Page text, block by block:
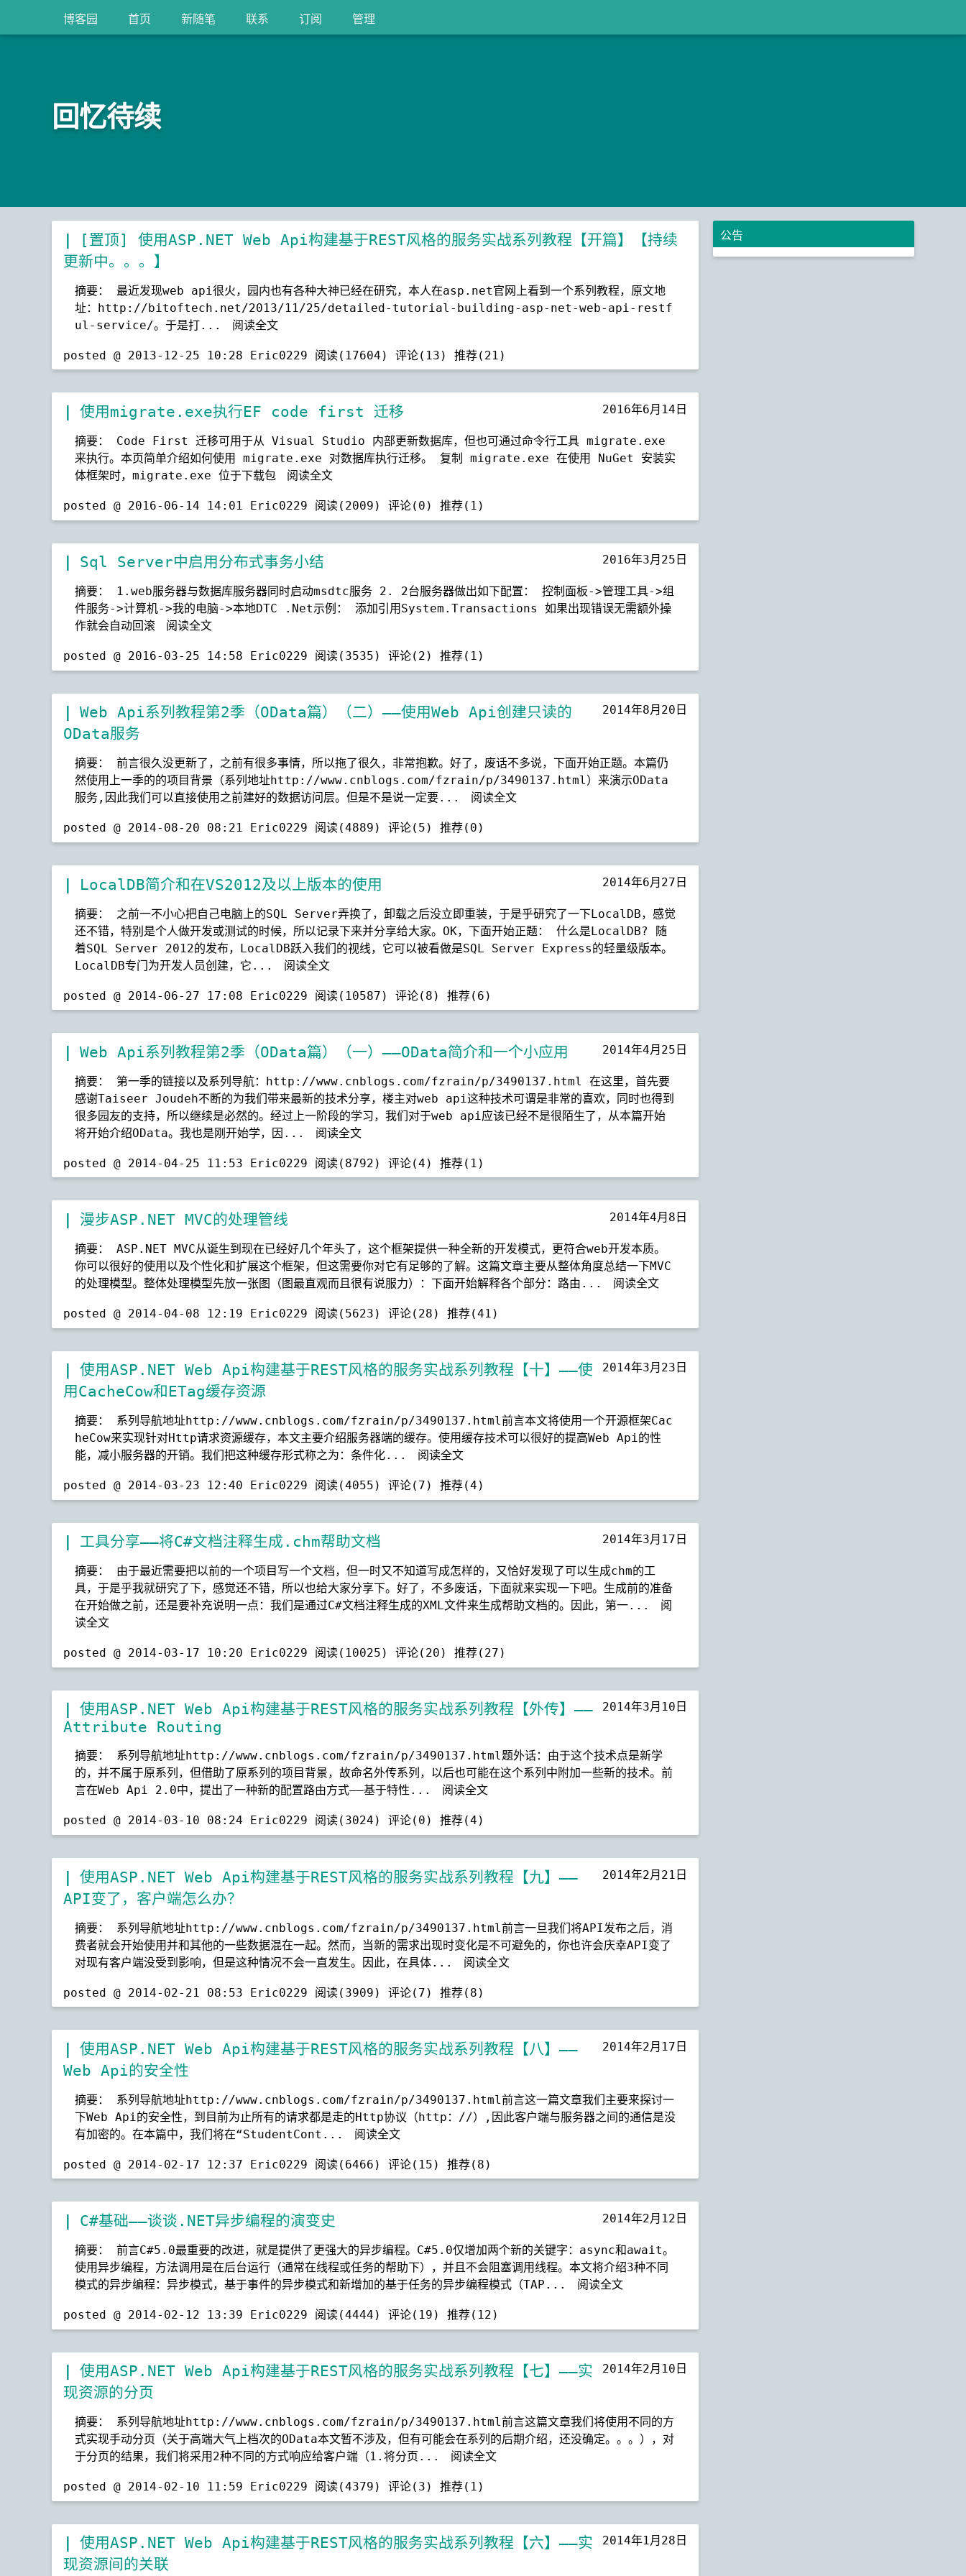
回忆待续
博客园 首页 新随笔 联系 订阅 管理
[置顶]
使用ASP.NET Web Api构建基于REST风格的服务实战系列教程【开篇】【持续
更新中。。。】
摘要： 最近发现web api很火，园内也有各种大神已经在研究，本人在asp.net官网上看到一个系列教程，原文地
址：http://bitoftech.net/2013/11/25/detailed-tutorial-building-asp-net-web-api-restf
ul-service/。于是打...
阅读全文
posted @ 2013-12-25 10:28 Eric0229 阅读(17604) 评论(13) 推荐(21)
2016年6月14日
使用migrate.exe执行EF code first 迁移
摘要： Code First 迁移可用于从 Visual Studio 内部更新数据库，但也可通过命令行工具 migrate.exe
来执行。本页简单介绍如何使用 migrate.exe 对数据库执行迁移。 复制 migrate.exe 在使用 NuGet 安装实
体框架时，migrate.exe 位于下载包
阅读全文
posted @ 2016-06-14 14:01 Eric0229 阅读(2009) 评论(0) 推荐(1)
2016年3月25日
Sql Server中启用分布式事务小结
摘要： 1.web服务器与数据库服务器同时启动msdtc服务 2. 2台服务器做出如下配置： 控制面板->管理工具->组
件服务->计算机->我的电脑->本地DTC .Net示例： 添加引用System.Transactions 如果出现错误无需额外操
作就会自动回滚
阅读全文
posted @ 2016-03-25 14:58 Eric0229 阅读(3535) 评论(2) 推荐(1)
2014年8月20日
Web Api系列教程第2季（OData篇）（二）——使用Web Api创建只读的
OData服务
摘要： 前言很久没更新了，之前有很多事情，所以拖了很久，非常抱歉。好了，废话不多说，下面开始正题。本篇仍
然使用上一季的的项目背景（系列地址http://www.cnblogs.com/fzrain/p/3490137.html）来演示OData
服务,因此我们可以直接使用之前建好的数据访问层。但是不是说一定要...
阅读全文
posted @ 2014-08-20 08:21 Eric0229 阅读(4889) 评论(5) 推荐(0)
2014年6月27日
LocalDB简介和在VS2012及以上版本的使用
摘要： 之前一不小心把自己电脑上的SQL Server弄换了，卸载之后没立即重装，于是乎研究了一下LocalDB，感觉
还不错，特别是个人做开发或测试的时候，所以记录下来并分享给大家。OK，下面开始正题： 什么是LocalDB? 随
着SQL Server 2012的发布，LocalDB跃入我们的视线，它可以被看做是SQL Server Express的轻量级版本。
LocalDB专门为开发人员创建，它...
阅读全文
posted @ 2014-06-27 17:08 Eric0229 阅读(10587) 评论(8) 推荐(6)
2014年4月25日
Web Api系列教程第2季（OData篇）（一）——OData简介和一个小应用
摘要： 第一季的链接以及系列导航：http://www.cnblogs.com/fzrain/p/3490137.html 在这里，首先要
感谢Taiseer Joudeh不断的为我们带来最新的技术分享，楼主对web api这种技术可谓是非常的喜欢，同时也得到
很多园友的支持，所以继续是必然的。经过上一阶段的学习，我们对于web api应该已经不是很陌生了，从本篇开始
将开始介绍OData。我也是刚开始学，因...
阅读全文
posted @ 2014-04-25 11:53 Eric0229 阅读(8792) 评论(4) 推荐(1)
2014年4月8日
漫步ASP.NET MVC的处理管线
摘要： ASP.NET MVC从诞生到现在已经好几个年头了，这个框架提供一种全新的开发模式，更符合web开发本质。
你可以很好的使用以及个性化和扩展这个框架，但这需要你对它有足够的了解。这篇文章主要从整体角度总结一下MVC
的处理模型。整体处理模型先放一张图（图最直观而且很有说服力）：下面开始解释各个部分：路由...
阅读全文
posted @ 2014-04-08 12:19 Eric0229 阅读(5623) 评论(28) 推荐(41)
2014年3月23日
使用ASP.NET Web Api构建基于REST风格的服务实战系列教程【十】——使
用CacheCow和ETag缓存资源
摘要： 系列导航地址http://www.cnblogs.com/fzrain/p/3490137.html前言本文将使用一个开源框架Cac
heCow来实现针对Http请求资源缓存，本文主要介绍服务器端的缓存。使用缓存技术可以很好的提高Web Api的性
能，减小服务器的开销。我们把这种缓存形式称之为：条件化...
阅读全文
posted @ 2014-03-23 12:40 Eric0229 阅读(4055) 评论(7) 推荐(4)
2014年3月17日
工具分享——将C#文档注释生成.chm帮助文档
摘要： 由于最近需要把以前的一个项目写一个文档，但一时又不知道写成怎样的，又恰好发现了可以生成chm的工
具，于是乎我就研究了下，感觉还不错，所以也给大家分享下。好了，不多废话，下面就来实现一下吧。生成前的准备
在开始做之前，还是要补充说明一点：我们是通过C#文档注释生成的XML文件来生成帮助文档的。因此，第一...
阅
读全文
posted @ 2014-03-17 10:20 Eric0229 阅读(10025) 评论(20) 推荐(27)
2014年3月10日
使用ASP.NET Web Api构建基于REST风格的服务实战系列教程【外传】——
Attribute Routing
摘要： 系列导航地址http://www.cnblogs.com/fzrain/p/3490137.html题外话：由于这个技术点是新学
的，并不属于原系列，但借助了原系列的项目背景，故命名外传系列，以后也可能在这个系列中附加一些新的技术。前
言在Web Api 2.0中，提出了一种新的配置路由方式——基于特性...
阅读全文
posted @ 2014-03-10 08:24 Eric0229 阅读(3024) 评论(0) 推荐(4)
2014年2月21日
使用ASP.NET Web Api构建基于REST风格的服务实战系列教程【九】——
API变了，客户端怎么办？
摘要： 系列导航地址http://www.cnblogs.com/fzrain/p/3490137.html前言一旦我们将API发布之后，消
费者就会开始使用并和其他的一些数据混在一起。然而，当新的需求出现时变化是不可避免的，你也许会庆幸API变了
对现有客户端没受到影响，但是这种情况不会一直发生。因此，在具体...
阅读全文
posted @ 2014-02-21 08:53 Eric0229 阅读(3909) 评论(7) 推荐(8)
2014年2月17日
使用ASP.NET Web Api构建基于REST风格的服务实战系列教程【八】——
Web Api的安全性
摘要： 系列导航地址http://www.cnblogs.com/fzrain/p/3490137.html前言这一篇文章我们主要来探讨一
下Web Api的安全性，到目前为止所有的请求都是走的Http协议（http：//）,因此客户端与服务器之间的通信是没
有加密的。在本篇中，我们将在“StudentCont...
阅读全文
posted @ 2014-02-17 12:37 Eric0229 阅读(6466) 评论(15) 推荐(8)
2014年2月12日
C#基础——谈谈.NET异步编程的演变史
摘要： 前言C#5.0最重要的改进，就是提供了更强大的异步编程。C#5.0仅增加两个新的关键字：async和await。
使用异步编程，方法调用是在后台运行（通常在线程或任务的帮助下），并且不会阻塞调用线程。本文将介绍3种不同
模式的异步编程：异步模式，基于事件的异步模式和新增加的基于任务的异步编程模式（TAP...
阅读全文
posted @ 2014-02-12 13:39 Eric0229 阅读(4444) 评论(19) 推荐(12)
2014年2月10日
使用ASP.NET Web Api构建基于REST风格的服务实战系列教程【七】——实
现资源的分页
摘要： 系列导航地址http://www.cnblogs.com/fzrain/p/3490137.html前言这篇文章我们将使用不同的方
式实现手动分页（关于高端大气上档次的OData本文暂不涉及，但有可能会在系列的后期介绍，还没确定。。。），对
于分页的结果，我们将采用2种不同的方式响应给客户端（1.将分页...
阅读全文
posted @ 2014-02-10 11:59 Eric0229 阅读(4379) 评论(3) 推荐(1)
2014年1月28日
使用ASP.NET Web Api构建基于REST风格的服务实战系列教程【六】——实
现资源间的关联
公告